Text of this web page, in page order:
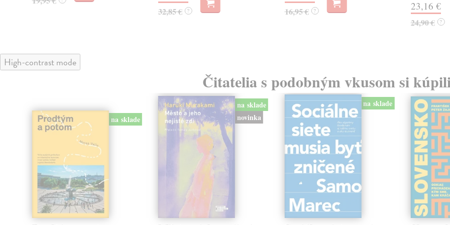
32,85 € ? 16,95 € ? 23,16 €
24,90 € ?
High-contrast mode
Čitatelia s podobným vkusom si
na sklade
na sklade
novinka
na sklade